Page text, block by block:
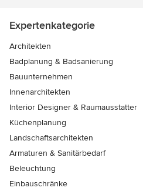
Expertenkategorie
Architekten
Badplanung & Badsanierung
Bauunternehmen
Innenarchitekten
Interior Designer & Raumausstatter
Küchenplanung
Landschaftsarchitekten
Armaturen & Sanitärbedarf
Beleuchtung
Einbauschränke